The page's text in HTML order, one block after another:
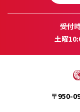
受付
土曜
〒950-